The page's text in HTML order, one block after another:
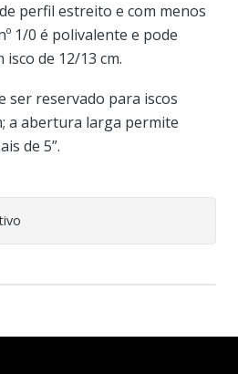
perfil estreito e com menos
1/0 é polivalente e pode
de 12/13 cm.
ser reservado para iscos
a abertura larga permite
de 5”.